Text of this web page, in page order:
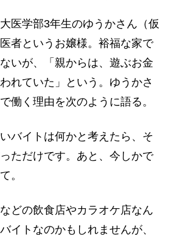
医学部3年生のゆうかさん（仮
者というお嬢様。裕福な家で
いが、「親からは、遊ぶお金
れていた」という。ゆうかさ
働く理由を次のように語る。
バイトは何かと考えたら、そ
ただけです。あと、今しかで
。
どの飲食店やカラオケ店なん
イトなのかもしれませんが、